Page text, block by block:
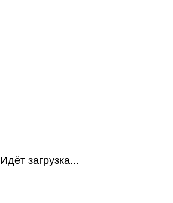
Идёт загрузка...